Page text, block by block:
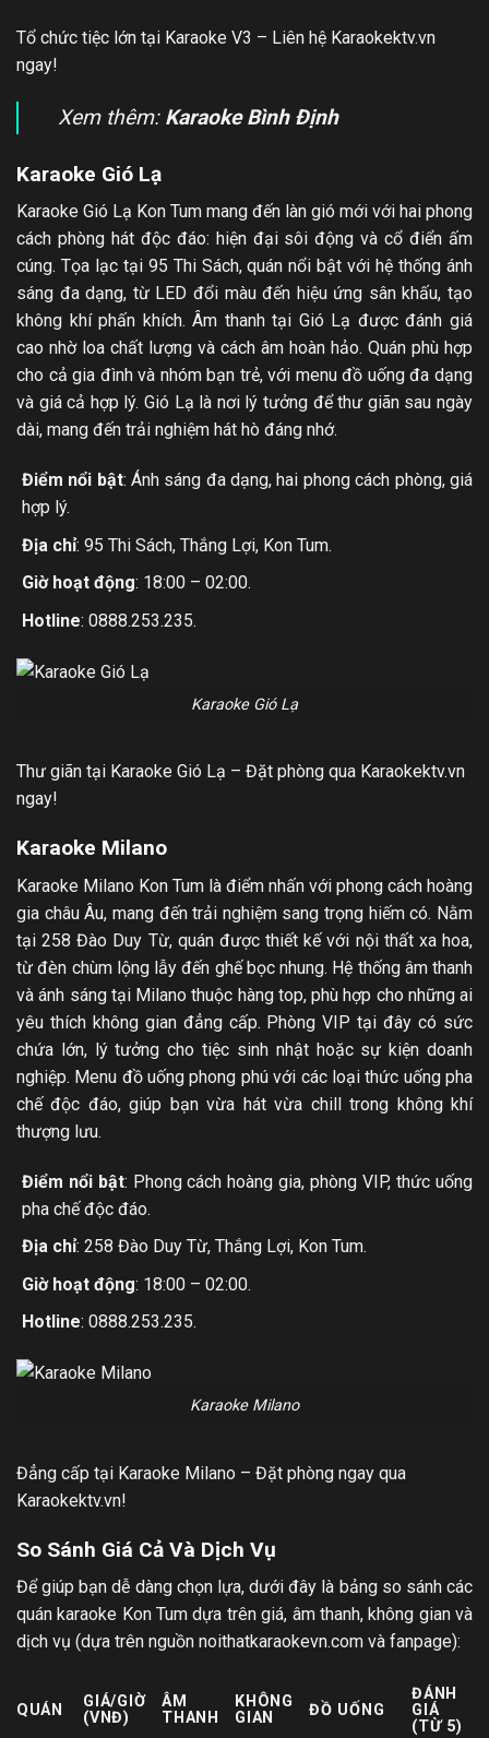
Tổ chức tiệc lớn tại Karaoke V3 – Liên hệ Karaokektv.vn
ngay!
Xem thêm: Karaoke Bình Định
Karaoke Gió Lạ
Karaoke Gió Lạ Kon Tum mang đến làn gió mới với hai phong
cách phòng hát độc đáo: hiện đại sôi động và cổ điển ấm
cúng. Tọa lạc tại 95 Thi Sách, quán nổi bật với hệ thống ánh
sáng đa dạng, từ LED đổi màu đến hiệu ứng sân khấu, tạo
không khí phấn khích. Âm thanh tại Gió Lạ được đánh giá
cao nhờ loa chất lượng và cách âm hoàn hảo. Quán phù hợp
cho cả gia đình và nhóm bạn trẻ, với menu đồ uống đa dạng
và giá cả hợp lý. Gió Lạ là nơi lý tưởng để thư giãn sau ngày
dài, mang đến trải nghiệm hát hò đáng nhớ.
Điểm nổi bật: Ánh sáng đa dạng, hai phong cách phòng, giá
hợp lý.
Địa chỉ: 95 Thi Sách, Thắng Lợi, Kon Tum.
Giờ hoạt động: 18:00 – 02:00.
Hotline: 0888.253.235.
Karaoke Gió Lạ
Thư giãn tại Karaoke Gió Lạ – Đặt phòng qua Karaokektv.vn
ngay!
Karaoke Milano
Karaoke Milano Kon Tum là điểm nhấn với phong cách hoàng
gia châu Âu, mang đến trải nghiệm sang trọng hiếm có. Nằm
tại 258 Đào Duy Từ, quán được thiết kế với nội thất xa hoa,
từ đèn chùm lộng lẫy đến ghế bọc nhung. Hệ thống âm thanh
và ánh sáng tại Milano thuộc hàng top, phù hợp cho những ai
yêu thích không gian đẳng cấp. Phòng VIP tại đây có sức
chứa lớn, lý tưởng cho tiệc sinh nhật hoặc sự kiện doanh
nghiệp. Menu đồ uống phong phú với các loại thức uống pha
chế độc đáo, giúp bạn vừa hát vừa chill trong không khí
thượng lưu.
Điểm nổi bật: Phong cách hoàng gia, phòng VIP, thức uống
pha chế độc đáo.
Địa chỉ: 258 Đào Duy Từ, Thắng Lợi, Kon Tum.
Giờ hoạt động: 18:00 – 02:00.
Hotline: 0888.253.235.
Karaoke Milano
Đẳng cấp tại Karaoke Milano – Đặt phòng ngay qua
Karaokektv.vn!
So Sánh Giá Cả Và Dịch Vụ
Để giúp bạn dễ dàng chọn lựa, dưới đây là bảng so sánh các
quán karaoke Kon Tum dựa trên giá, âm thanh, không gian và
dịch vụ (dựa trên nguồn noithatkaraokevn.com và fanpage):
QUÁN
GIÁ/GIỜ
(VNĐ)
ÂM
THANH
KHÔNG
GIAN
ĐỒ UỐNG
ĐÁNH
GIÁ
(TỪ 5)